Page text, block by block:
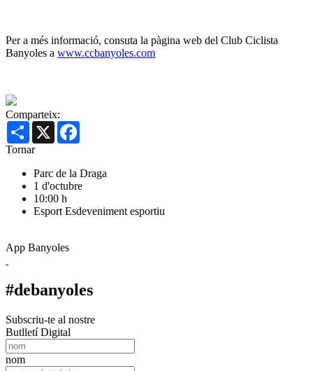
Per a més informació, consuta la pàgina web del Club Ciclista
Banyoles a www.ccbanyoles.com
Comparteix:
Share X
Tornar
Parc de la Draga
1 d'octubre
10:00 h
Esport Esdeveniment esportiu
App Banyoles
#debanyoles
Subscriu-te al nostre
Butlletí Digital
nom